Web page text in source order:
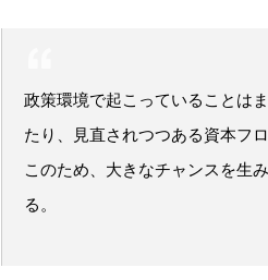
政策環境で起こっていることは
たり、見直されつつある資本フ
このため、大きなチャンスを生
る。